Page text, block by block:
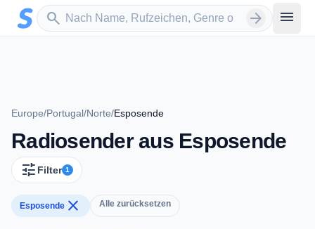
Zum Hauptinhalt springen
search
Sender suchen arrow_forward menu
Europe/Portugal/Norte/Esposende
Radiosender aus Esposende
tune Filter 1
Esposende close Alle zurücksetzen